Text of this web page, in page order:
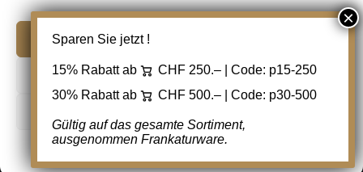
Ablehnen
Copyright 2012 - 2024 URAY GmbH | All Rights
Reserved |
PCI Data Security Standards |
Facebook
Sparen Sie jetzt !
15% Rabatt ab CHF 250.– | Code: p15-250
30% Rabatt ab
CHF 500.– | Code: p30-500
Gültig auf das gesamte Sortiment,
ausgenommen Frankaturware.